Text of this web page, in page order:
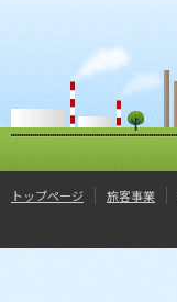
トップページ 旅客事業